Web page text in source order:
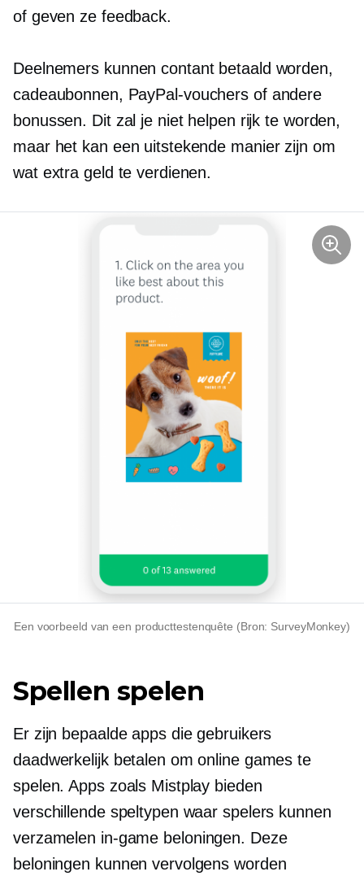
of geven ze feedback.
Deelnemers kunnen contant betaald worden,
cadeaubonnen, PayPal-vouchers of andere
bonussen. Dit zal je niet helpen rijk te worden,
maar het kan een uitstekende manier zijn om
wat extra geld te verdienen.
Een voorbeeld van een producttestenquête (Bron: SurveyMonkey)
Spellen spelen
Er zijn bepaalde apps die gebruikers
daadwerkelijk betalen om online games te
spelen. Apps zoals Mistplay bieden
verschillende speltypen waar spelers kunnen
verzamelen in-game beloningen. Deze
beloningen kunnen vervolgens worden